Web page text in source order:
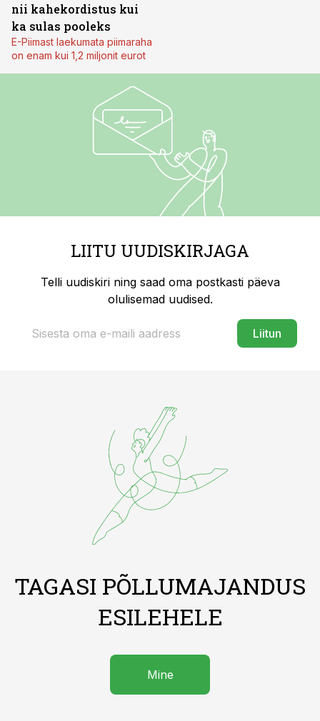
nii kahekordistus kui
ka sulas pooleks
E-Piimast laekumata piimaraha
on enam kui 1,2 miljonit eurot
LIITU UUDISKIRJAGA
Telli uudiskiri ning saad oma postkasti päeva
olulisemad uudised.
Liitun
TAGASI PÕLLUMAJANDUS
ESILEHELE
Mine